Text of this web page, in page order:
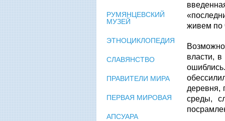
живем по
власти,
деревня,
среды,
РУМЯНЦЕВСКИЙ
МУЗЕЙ
ЭТНОЦИКЛОПЕДИЯ
СЛАВЯНСТВО
ПРАВИТЕЛИ МИРА
ПЕРВАЯ МИРОВАЯ
АПСУАРА